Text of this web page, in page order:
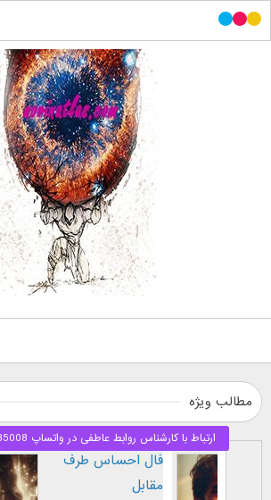
مطالب ویژه
طرز نگاه پسر عاشق (
بر اساس [...]